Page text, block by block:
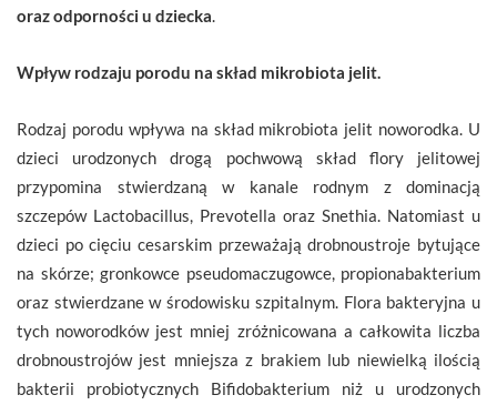
oraz odporności u dziecka
Wpływ rodzaju porodu na skład mikrobiota jelit.
Rodzaj porodu wpływa na skład mikrobiota jelit noworodka. U
dzieci urodzonych drogą pochwową skład flory jelitowej
przypomina stwierdzaną w kanale rodnym z dominacją
szczepów Lactobacillus, Prevotella oraz Snethia. Natomiast u
dzieci po cięciu cesarskim przeważają drobnoustroje bytujące
na skórze; gronkowce pseudomaczugowce, propionabakterium
oraz stwierdzane w środowisku szpitalnym. Flora bakteryjna u
tych noworodków jest mniej zróżnicowana a całkowita liczba
drobnoustrojów jest mniejsza z brakiem lub niewielką ilością
bakterii probiotycznych Bifidobakterium niż u urodzonych